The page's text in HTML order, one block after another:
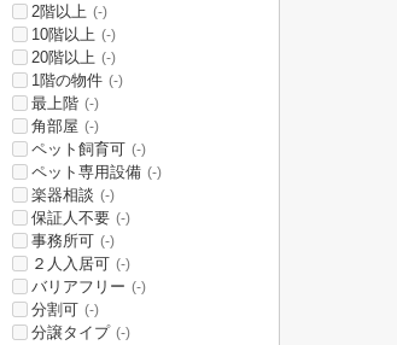
2階以上 (-)
10階以上 (-)
20階以上 (-)
1階の物件 (-)
最上階 (-)
角部屋 (-)
ペット飼育可 (-)
ペット専用設備 (-)
楽器相談 (-)
保証人不要 (-)
事務所可 (-)
２人入居可 (-)
バリアフリー (-)
分割可 (-)
分譲タイプ (-)